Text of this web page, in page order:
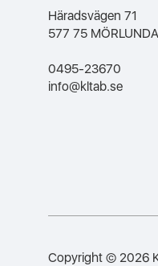
Häradsvägen 71
577 75 MÖRLUNDA
0495-23670
info@kltab.se
Copyright © 2026